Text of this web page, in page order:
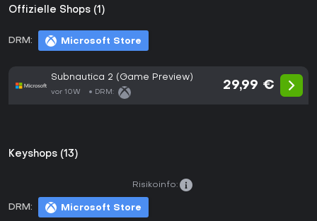
Offizielle Shops (1)
DRM: Microsoft Store
Subnautica 2 (Game Preview)
vor 10W DRM:
29,99 €
Keyshops (13)
DRM: Microsoft Store
Risikoinfo: